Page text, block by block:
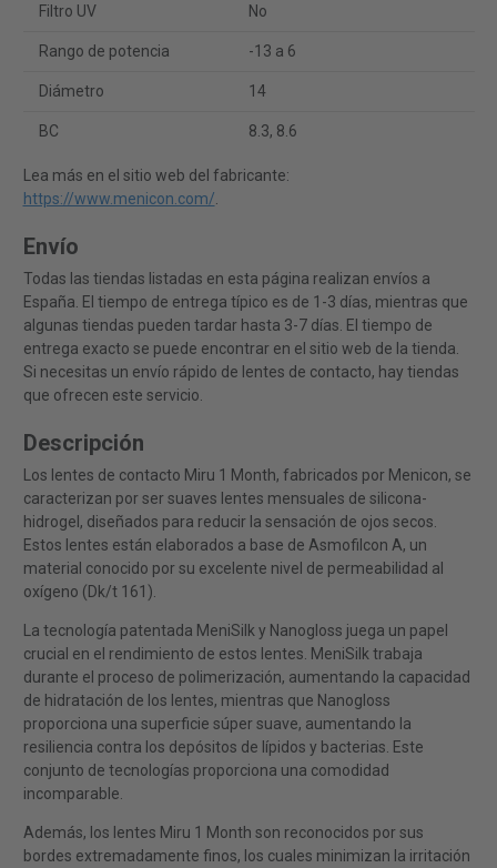
Filtro UV No
Rango de potencia -13 a 6
Diámetro 14
BC 8.3, 8.6
Lea más en el sitio web del fabricante:
https://www.menicon.com/.
Envío
Todas las tiendas listadas en esta página realizan envíos a
España. El tiempo de entrega típico es de 1-3 días, mientras que
algunas tiendas pueden tardar hasta 3-7 días. El tiempo de
entrega exacto se puede encontrar en el sitio web de la tienda.
Si necesitas un envío rápido de lentes de contacto, hay tiendas
que ofrecen este servicio.
Descripción
Los lentes de contacto Miru 1 Month, fabricados por Menicon, se
caracterizan por ser suaves lentes mensuales de silicona-
hidrogel, diseñados para reducir la sensación de ojos secos.
Estos lentes están elaborados a base de Asmofilcon A, un
material conocido por su excelente nivel de permeabilidad al
oxígeno (Dk/t 161).
La tecnología patentada MeniSilk y Nanogloss juega un papel
crucial en el rendimiento de estos lentes. MeniSilk trabaja
durante el proceso de polimerización, aumentando la capacidad
de hidratación de los lentes, mientras que Nanogloss
proporciona una superficie súper suave, aumentando la
resiliencia contra los depósitos de lípidos y bacterias. Este
conjunto de tecnologías proporciona una comodidad
incomparable.
Además, los lentes Miru 1 Month son reconocidos por sus
bordes extremadamente finos, los cuales minimizan la irritación